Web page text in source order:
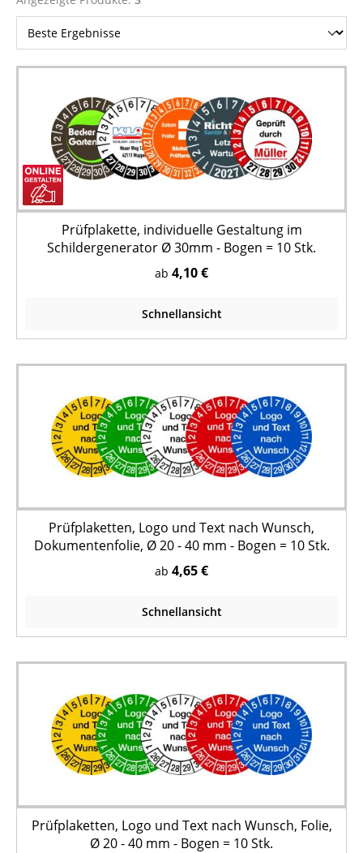
Prüfplakette, individuelle Gestaltung im
Schildergenerator Ø 30mm - Bogen = 10 Stk.
ab 4,10 €
Schnellansicht
Prüfplaketten, Logo und Text nach Wunsch,
Dokumentenfolie, Ø 20 - 40 mm - Bogen = 10 Stk.
ab 4,65 €
Schnellansicht
Prüfplaketten, Logo und Text nach Wunsch, Folie,
Ø 20 - 40 mm - Bogen = 10 Stk.